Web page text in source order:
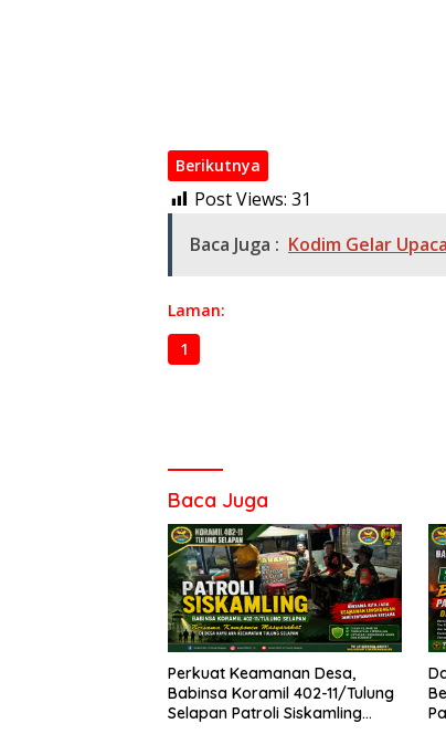
Berikutnya
Post Views: 31
Baca Juga : Kodim Gelar
Laman:
1
Baca Juga
Perkuat Keamanan Desa,
Babinsa Koramil 402-11/Tulung
Selapan Patroli Siskamling